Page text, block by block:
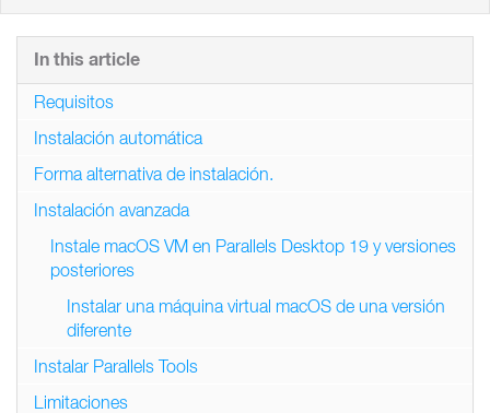
In this article
Requisitos
Instalación automática
Forma alternativa de instalación.
Instalación avanzada
Instale macOS VM en Parallels Desktop 19 y versiones
posteriores
Instalar una máquina virtual macOS de una versión
diferente
Instalar Parallels Tools
Limitaciones